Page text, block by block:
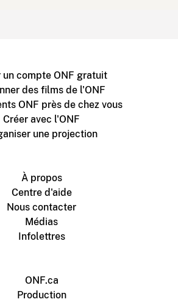
un compte ONF gratuit
des films de l'ONF
ONF près de chez vous
Créer avec l'ONF
une projection
À propos
Centre d'aide
Nous contacter
Médias
Infolettres
ONF.ca
Production